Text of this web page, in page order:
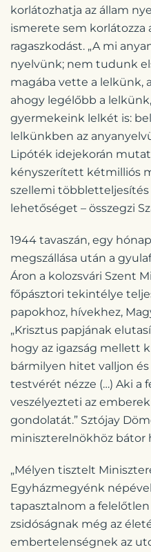
korlátozhatja az állam
ismerete sem korlátozza
ragaszkodást. „A mi
nyelvünk; nem tudunk
magába vette a lelkünk,
ahogy legélőbb a
gyermekeink lelkét is:
lelkünkben az
Lipóték idejekorán
kényszerített kétmilliós
szellemi
lehetőséget – összegzi
1944 tavaszán, egy
megszállása után a
Áron a kolozsvári Szent
főpásztori tekintélye
papokhoz, hívekhez,
„Krisztus papjának
hogy az igazság mellett
bármilyen hitet valljon és
testvérét nézze (…) Aki a
veszélyezteti az
gondolatát.” Sztójay
miniszterelnökhöz
„Mélyen tisztelt
Egyházmegyénk
tapasztalnom a
zsidóságnak még az
embertelenségnek az